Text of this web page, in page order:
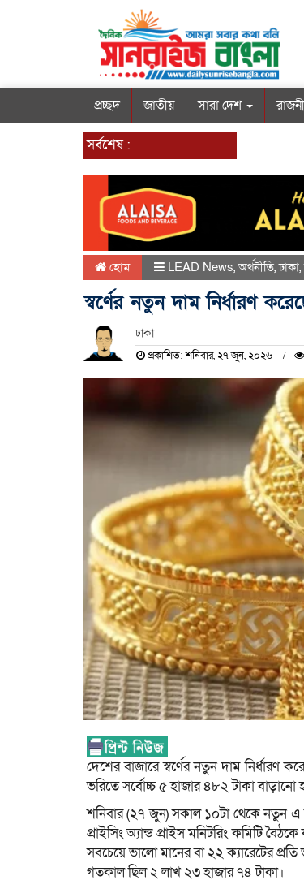
প্রচ্ছদ জাতীয় সারা দেশ
সর্বশেষ :
হোম LEAD News,অর্থনীতি,ঢাকা,
স্বর্ণের নতুন দাম নির্ধারণ
ঢাকা
প্রকাশিত: শনিবার, ২৭ জুন, ২০২৬
দেশের বাজারে স্বর্ণের নতুন দাম নির্ধারণ
ভরিতে সর্বোচ্চ ৫ হাজার ৪৮২ টাকা
শনিবার (২৭ জুন) সকাল ১০টা থেকে নতুন এ
প্রাইসিং অ্যান্ড প্রাইস মনিটরিং কমিটি
সবচেয়ে ভালো মানের বা ২২ ক্যারেটের প্রতি
গতকাল ছিল ২ লাখ ২৩ হাজার ৭৪ টাকা।